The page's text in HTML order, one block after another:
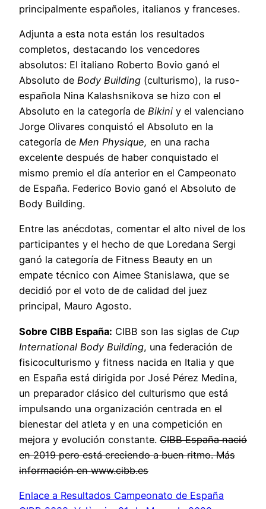
principalmente españoles, italianos y franceses.
Adjunta a esta nota están los resultados
completos, destacando los vencedores
absolutos: El italiano Roberto Bovio ganó el
Absoluto de Body Building (culturismo), la ruso-
española Nina Kalashsnikova se hizo con el
Absoluto en la categoría de Bikini y el valenciano
Jorge Olivares conquistó el Absoluto en la
categoría de Men Physique, en una racha
excelente después de haber conquistado el
mismo premio el día anterior en el Campeonato
de España. Federico Bovio ganó el Absoluto de
Body Building.
Entre las anécdotas, comentar el alto nivel de los
participantes y el hecho de que Loredana Sergi
ganó la categoría de Fitness Beauty en un
empate técnico con Aimee Stanislawa, que se
decidió por el voto de de calidad del juez
principal, Mauro Agosto.
Sobre CIBB España: CIBB son las siglas de Cup
International Body Building, una federación de
fisicoculturismo y fitness nacida en Italia y que
en España está dirigida por José Pérez Medina,
un preparador clásico del culturismo que está
impulsando una organización centrada en el
bienestar del atleta y en una competición en
mejora y evolución constante. CIBB España nació
en 2019 pero está creciendo a buen ritmo. Más
información en www.cibb.es
Enlace a Resultados Campeonato de España